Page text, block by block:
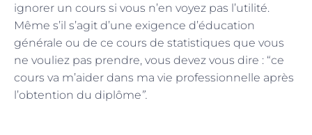
ignorer un cours si vous n’en voyez pas l’utilité.
Même s’il s’agit d’une exigence d’éducation
générale ou de ce cours de statistiques que vous
ne vouliez pas prendre, vous devez vous dire : “ce
cours va m’aider dans ma vie professionnelle après
l’obtention du diplôme”.